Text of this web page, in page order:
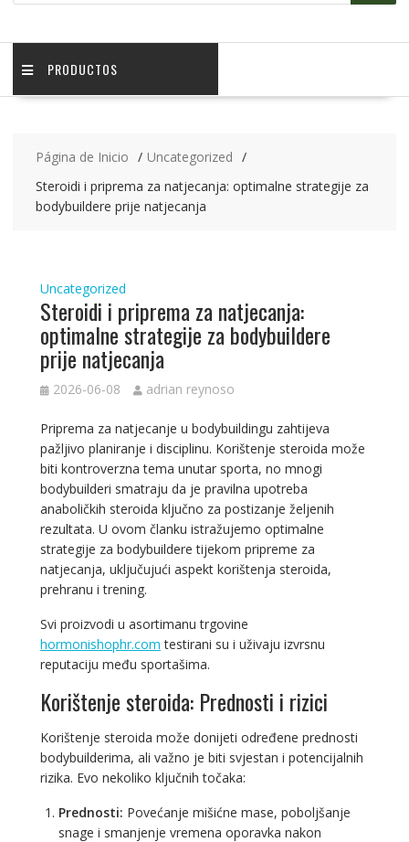
PRODUCTOS
Página de Inicio
Uncategorized
Steroidi i priprema za natjecanja: optimalne strategije za
bodybuildere prije natjecanja
Uncategorized
Steroidi i priprema za natjecanja:
optimalne strategije za bodybuildere
prije natjecanja
2026-06-08 adrian reynoso
Priprema za natjecanje u bodybuildingu zahtijeva
pažljivo planiranje i disciplinu. Korištenje steroida može
biti kontroverzna tema unutar sporta, no mnogi
bodybuilderi smatraju da je pravilna upotreba
anaboličkih steroida ključno za postizanje željenih
rezultata. U ovom članku istražujemo optimalne
strategije za bodybuildere tijekom pripreme za
natjecanja, uključujući aspekt korištenja steroida,
prehranu i trening.
Svi proizvodi u asortimanu trgovine
hormonishophr.com testirani su i uživaju izvrsnu
reputaciju među sportašima.
Korištenje steroida: Prednosti i rizici
Korištenje steroida može donijeti određene prednosti
bodybuilderima, ali važno je biti svjestan i potencijalnih
rizika. Evo nekoliko ključnih točaka:
Prednosti: Povećanje mišićne mase, poboljšanje
snage i smanjenje vremena oporavka nakon